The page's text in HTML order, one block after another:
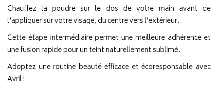
Chauffez la poudre sur le dos de votre main avant de
l'appliquer sur votre visage, du centre vers l'extérieur.
Cette étape intermédiaire permet une meilleure adhérence et
une fusion rapide pour un teint naturellement sublimé.
Adoptez une routine beauté efficace et écoresponsable avec
Avril!